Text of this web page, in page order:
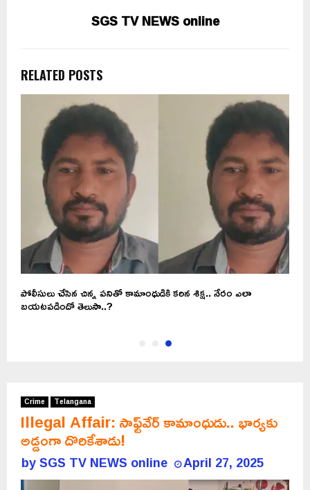
SGS TV NEWS online
RELATED POSTS
పోలీసులు చేసిన చిన్న పనితో కామాంధుడికి కఠిన శిక్ష.. నేరం ఎలా
బయటపడిందో తెలుసా..?
Crime Telangana
Illegal Affair: సాఫ్ట్‌వేర్ కామాంధుడు.. భార్యకు
అడ్డంగా దొరికేశాడు!
bySGS TV NEWS online April 27, 2025